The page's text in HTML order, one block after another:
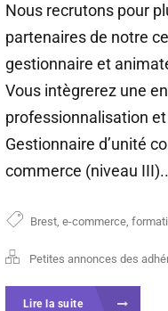
Nous recrutons pour
partenaires de notre
gestionnaire et
Vous intègrerez une
professionnalisation
Gestionnaire d’unité
commerce (niveau
Brest, e-commerce,
Petites annonces des
Lire la suite